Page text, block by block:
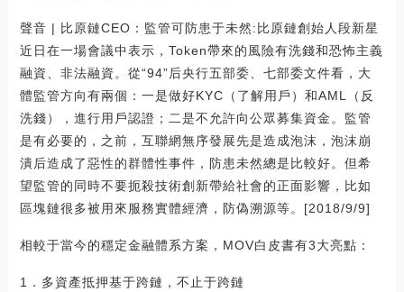
聲音 | 比原鏈CEO：監管可防患于未然:比原鏈創始人段新星
近日在一場會議中表示，Token帶來的風險有洗錢和恐怖主義
融資、非法融資。從“94”后央行五部委、七部委文件看，大
體監管方向有兩個：一是做好KYC（了解用戶）和AML（反
洗錢），進行用戶認證；二是不允許向公眾募集資金。監管
是有必要的，之前，互聯網無序發展先是造成泡沫，泡沫崩
潰后造成了惡性的群體性事件，防患未然總是比較好。但希
望監管的同時不要扼殺技術創新帶給社會的正面影響，比如
區塊鏈很多被用來服務實體經濟，防偽溯源等。[2018/9/9]
相較于當今的穩定金融體系方案，MOV白皮書有3大亮點：
1．多資產抵押基于跨鏈，不止于跨鏈